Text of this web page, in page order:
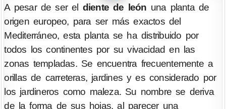
A pesar de ser el diente de león una planta de
origen europeo, para ser más exactos del
Mediterráneo, esta planta se ha distribuido por
todos los continentes por su vivacidad en las
zonas templadas. Se encuentra frecuentemente a
orillas de carreteras, jardines y es considerado por
los jardineros como maleza. Su nombre se deriva
de la forma de sus hojas, al parecer una